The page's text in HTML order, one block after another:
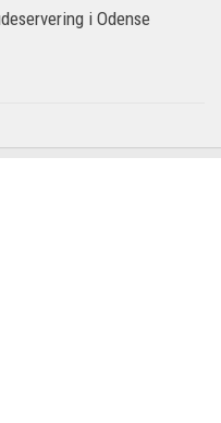
i Odense